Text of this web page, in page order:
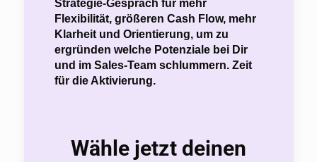
Strategie-Gespräch für mehr
Flexibilität, größeren Cash Flow, mehr
Klarheit und Orientierung, um zu
ergründen welche Potenziale bei Dir
und im Sales-Team schlummern. Zeit
für die Aktivierung.
Wähle jetzt deinen